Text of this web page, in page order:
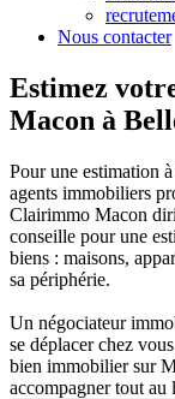
Nous contacter
Estimez
Macon à
Pour une estimation
agents immobiliers
Clairimmo Macon
conseille pour une
biens : maisons,
sa périphérie.
Un négociateur
se déplacer chez
bien immobilier sur
accompagner tout